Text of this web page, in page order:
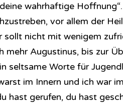
wahrhaftige
vor allem der
sollt nicht mit wenigem
mehr Augustinus, bis zur
seltsame Worte für
im Innern und ich war
hast gerufen, du hast